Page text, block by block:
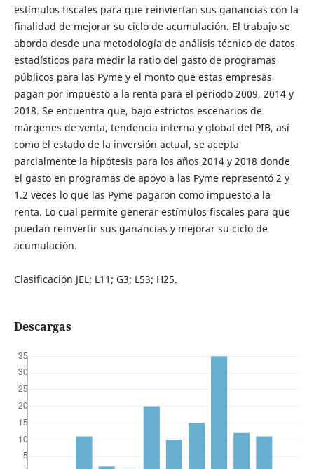
estímulos fiscales para que reinviertan sus ganancias con la
finalidad de mejorar su ciclo de acumulación. El trabajo se
aborda desde una metodología de análisis técnico de datos
estadísticos para medir la ratio del gasto de programas
públicos para las Pyme y el monto que estas empresas
pagan por impuesto a la renta para el periodo 2009, 2014 y
2018. Se encuentra que, bajo estrictos escenarios de
márgenes de venta, tendencia interna y global del PIB, así
como el estado de la inversión actual, se acepta
parcialmente la hipótesis para los años 2014 y 2018 donde
el gasto en programas de apoyo a las Pyme representó 2 y
1.2 veces lo que las Pyme pagaron como impuesto a la
renta. Lo cual permite generar estímulos fiscales para que
puedan reinvertir sus ganancias y mejorar su ciclo de
acumulación.
Clasificación JEL: L11; G3; L53; H25.
Descargas